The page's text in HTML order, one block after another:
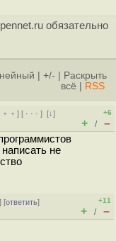
обязательно
+/-
Раскрыть
всё
RSS
] [ · · ·][↓]
+6
+ / –
не
] [ответить]
+11
+ / –